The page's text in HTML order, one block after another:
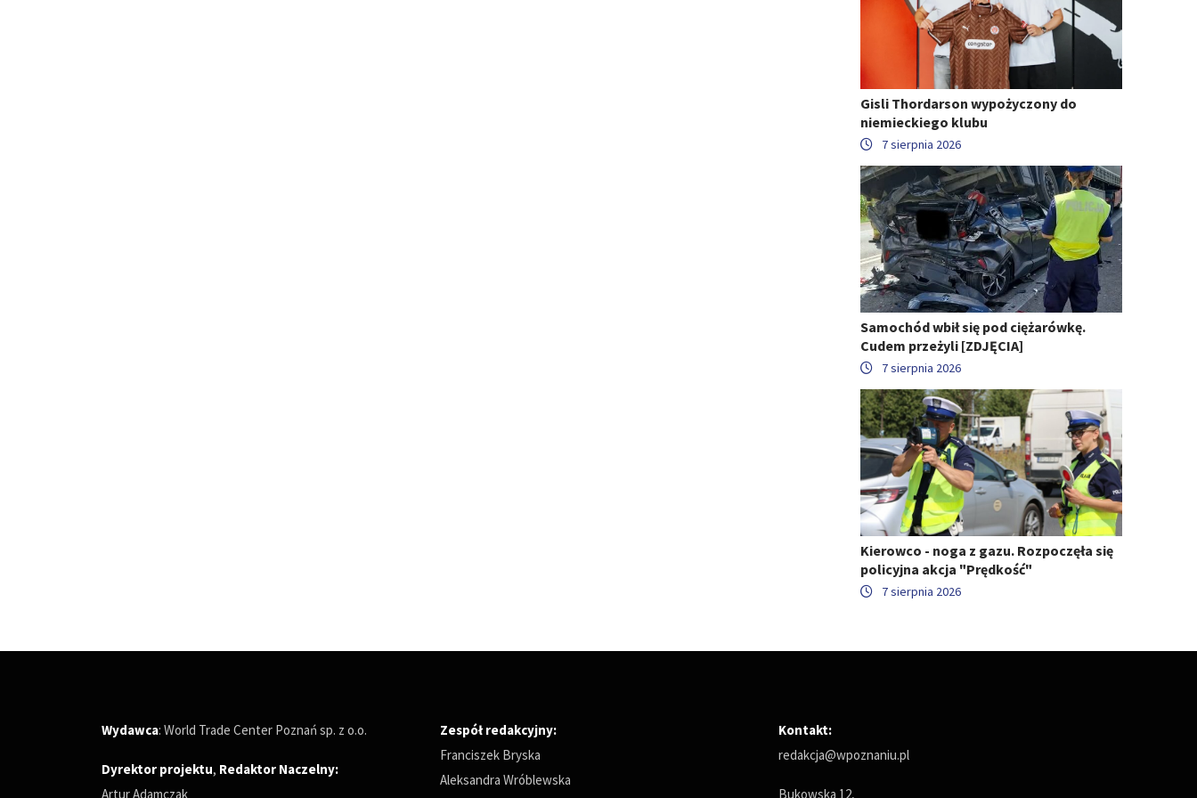
Gisli Thordarson wypożyczony do
niemieckiego klubu
7 sierpnia 2026
Samochód wbił się pod ciężarówkę.
Cudem przeżyli [ZDJĘCIA]
7 sierpnia 2026
Kierowco - noga z gazu. Rozpoczęła się
policyjna akcja "Prędkość"
7 sierpnia 2026
Wydawca: World Trade Center Poznań sp. z o.o.
Dyrektor projektu, Redaktor Naczelny:
Artur Adamczak
Zespół redakcyjny:
Franciszek Bryska
Aleksandra Wróblewska
Kontakt:
redakcja@wpoznaniu.pl
Bukowska 12,